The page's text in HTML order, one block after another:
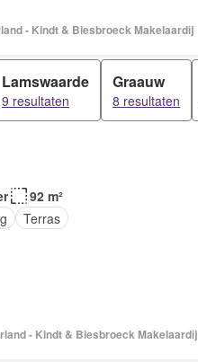
- Kindt & Biesbroeck Makelaardij
Lamswaarde
9 resultaten
Graauw
8 resultaten
92 m²
Terras
- Kindt & Biesbroeck Makelaardij